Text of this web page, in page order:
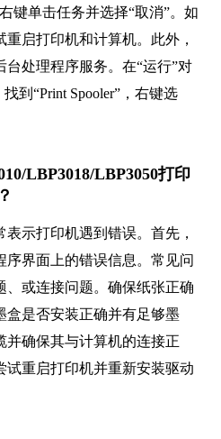
键单击任务并选择“取消”。如
启打印机和计算机。此外，
处理程序服务。在“运行”对
到“Print Spooler”，右键选
LBP3018/LBP3050打印
示打印机遇到错误。首先，
界面上的错误信息。常见问
、或连接问题。确保纸张正确
盒是否安装正确并有足够墨
并确保其与计算机的连接正
试重启打印机并重新安装驱动